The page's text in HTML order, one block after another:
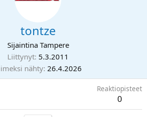
tontze
Sijaintina Tampere
Liittynyt 5.3.2011
nähty 26.4.2026
Reaktiopisteet
0